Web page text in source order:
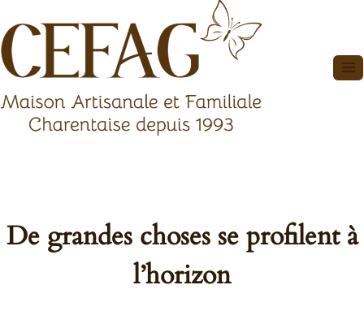
au
contenu
De grandes choses se profilent à
l’horizon